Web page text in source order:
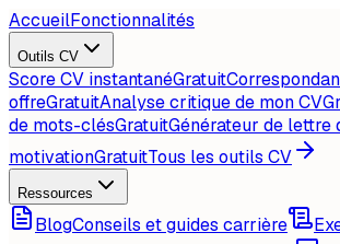
AccueilFonctionnalités
Outils CV
Score CV instantanéGratuit
offreGratuitAnalyse critique de mon CV
de mots-clésGratuitGénérateur de lettre
motivationGratuitTous les outils CV
Ressources
BlogConseils et guides carrière